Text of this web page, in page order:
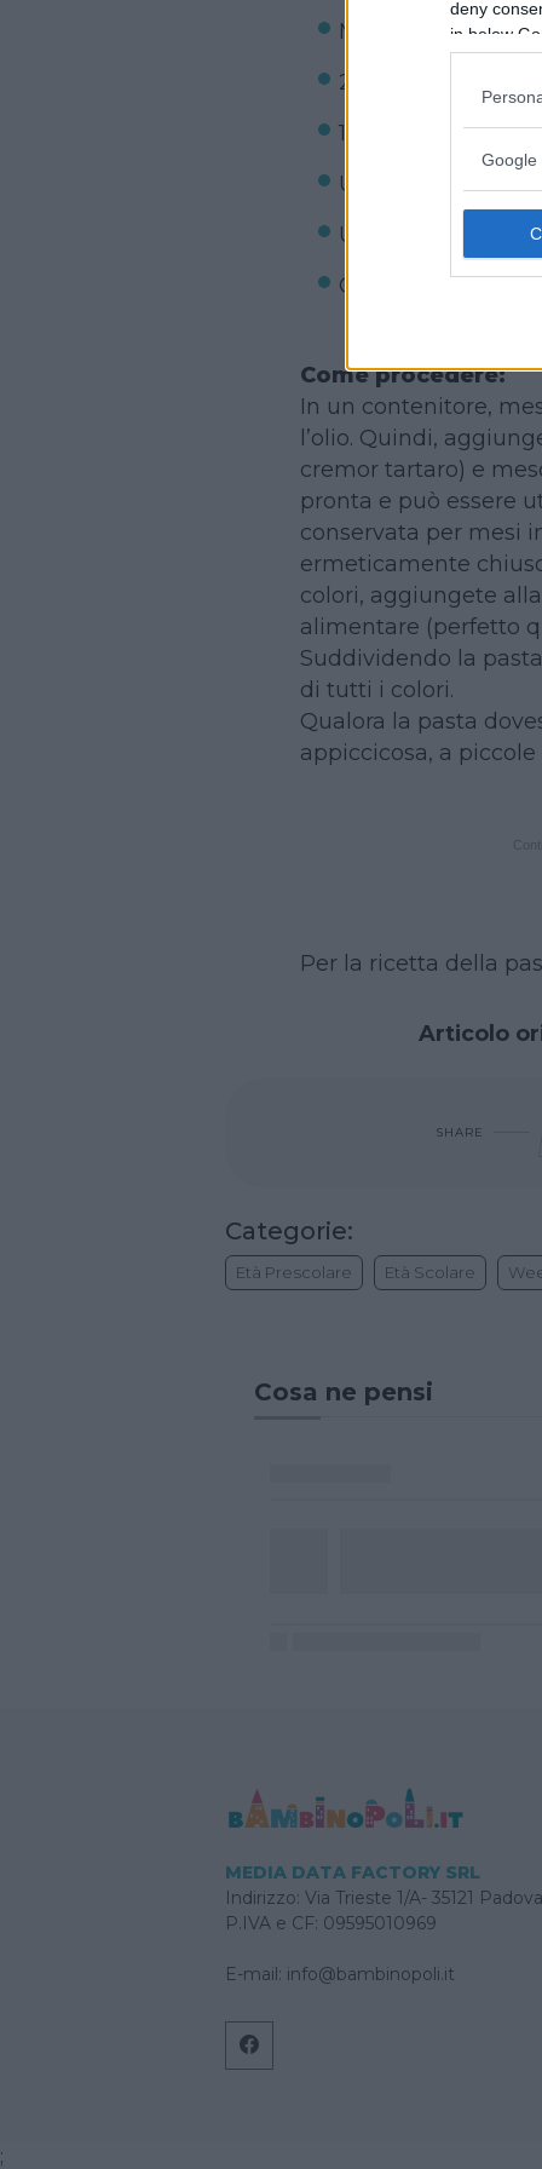
deny
in below
Google
Mezzo vasetto di
2 vasetti di farina
1/4 vasetto sale
Un cucchiaio di olio
Un cucchiaino di
Colorante
Come procedere:
In un contenitore,
l’olio. Quindi,
cremor tartaro) e
pronta e può essere
conservata per mesi
ermeticamente
colori, aggiungete
alimentare (perfetto
Suddividendo la
di tutti i colori.
Qualora la pasta
appiccicosa, a
Per la ricetta della
Articolo
SHARE
Categorie:
Età Prescolare Età Scolare
Cosa ne pensi
MEDIA DATA FACTORY SRL
Indirizzo: Via Trieste 1/A- 35121 Padova
P.IVA e CF: 09595010969
E-mail: info@bambinopoli.it
;